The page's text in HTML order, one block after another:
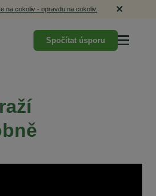
na cokoliv - opravdu na cokoliv.
Spočítat úsporu